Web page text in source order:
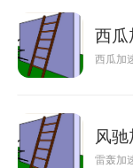
西瓜
西瓜加
风
雷轰加